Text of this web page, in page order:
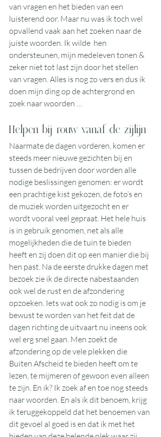
van vragen en het bieden van een
luisterend oor. Maar nu was ik toch wel
opvallend vaak aan het zoeken naar de
juiste woorden. Ik wilde  hen
ondersteunen, mijn medeleven tonen &
zeker niet tot last zijn door het stellen
van vragen. Alles is nog zo vers en dus ik
doen mijn ding op de achtergrond en
zoek naar woorden …
Helpen bij rouw vanaf de zijlijn
Naarmate de dagen vorderen, komen er
steeds meer nieuwe gezichten bij en
tussen de bedrijven door worden alle
nodige beslissingen genomen: er wordt
een prachtige kist gekozen, de foto’s en
de muziek worden uitgezocht en er
wordt vooral veel gepraat. Het hele huis
is in gebruik genomen, net als alle
mogelijkheden die de tuin te bieden
heeft en zij doen dit op een manier die bij
hen past. Na de eerste drukke dagen met
bezoek zie ik de directe nabestaanden
ook wel de rust en de afzondering
opzoeken. Iets wat ook zo nodig is om je
bewust te worden van het feit dat de
dagen richting de uitvaart nu ineens ook
wel erg snel gaan. Men zoekt de
afzondering op de vele plekken die
Buiten Afscheid te bieden heeft om te
lezen, te mijmeren of gewoon even alleen
te zijn. En ik? Ik zoek af en toe nog steeds
naar woorden. En als ik dit benoem, krijg
ik teruggekoppeld dat het benoemen van
dit gevoel al goed is en dat ik met het